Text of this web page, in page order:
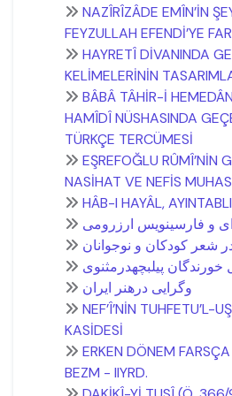
NAZÎRÎZÂDE EMÎN’İN
FEYZULLAH EFENDİ’YE
HAYRETÎ DİVANINDA
KELİMELERİNİN
BÂBÂ TÂHİR-İ
HAMÎDÎ NÜSHASINDA
TÜRKÇE TERCÜMESİ
EŞREFOĞLU RÛMÎ’NİN
NASİHAT VE NEFİS
HÂB-I HAYÂL,
شعر کودکان و نوجوانان
پیلبچهدرمثنوی
وگرايی درهنر ايران
NEF’Î’NİN TUHFETU’L-
KASİDESİ
ERKEN DÖNEM
BEZM - IIYRD.